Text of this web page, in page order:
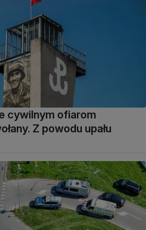
cywilnym ofiarom
Z powodu upału